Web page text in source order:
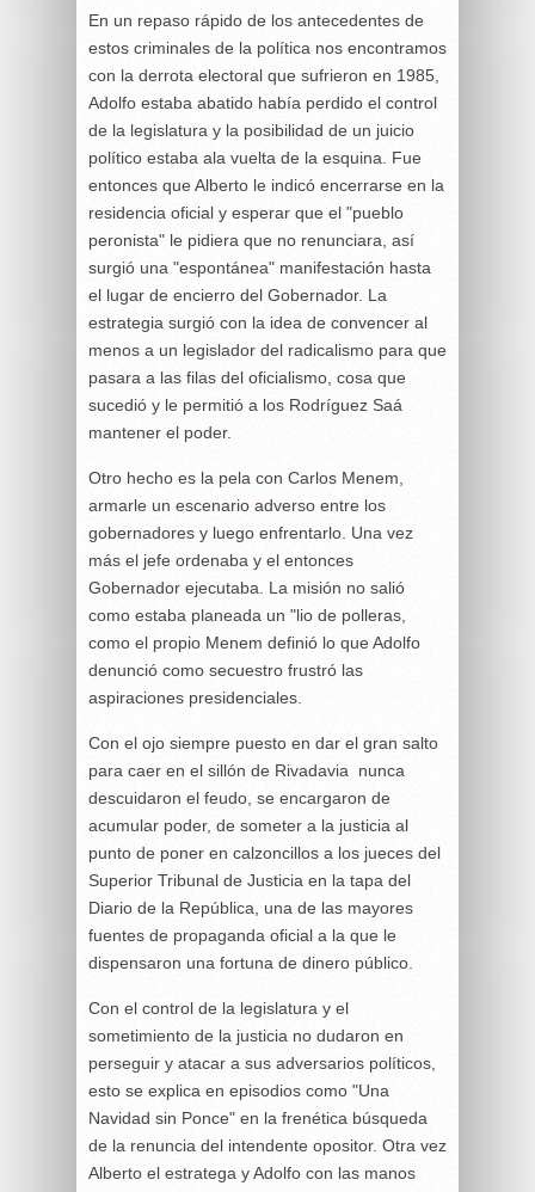
En un repaso rápido de los antecedentes de
estos criminales de la política nos encontramos
con la derrota electoral que sufrieron en 1985,
Adolfo estaba abatido había perdido el control
de la legislatura y la posibilidad de un juicio
político estaba ala vuelta de la esquina. Fue
entonces que Alberto le indicó encerrarse en la
residencia oficial y esperar que el "pueblo
peronista" le pidiera que no renunciara, así
surgió una "espontánea" manifestación hasta
el lugar de encierro del Gobernador. La
estrategia surgió con la idea de convencer al
menos a un legislador del radicalismo para que
pasara a las filas del oficialismo, cosa que
sucedió y le permitió a los Rodríguez Saá
mantener el poder.
Otro hecho es la pela con Carlos Menem,
armarle un escenario adverso entre los
gobernadores y luego enfrentarlo. Una vez
más el jefe ordenaba y el entonces
Gobernador ejecutaba. La misión no salió
como estaba planeada un "lio de polleras,
como el propio Menem definió lo que Adolfo
denunció como secuestro frustró las
aspiraciones presidenciales.
Con el ojo siempre puesto en dar el gran salto
para caer en el sillón de Rivadavia nunca
descuidaron el feudo, se encargaron de
acumular poder, de someter a la justicia al
punto de poner en calzoncillos a los jueces del
Superior Tribunal de Justicia en la tapa del
Diario de la República, una de las mayores
fuentes de propaganda oficial a la que le
dispensaron una fortuna de dinero público.
Con el control de la legislatura y el
sometimiento de la justicia no dudaron en
perseguir y atacar a sus adversarios políticos,
esto se explica en episodios como "Una
Navidad sin Ponce" en la frenética búsqueda
de la renuncia del intendente opositor. Otra vez
Alberto el estratega y Adolfo con las manos